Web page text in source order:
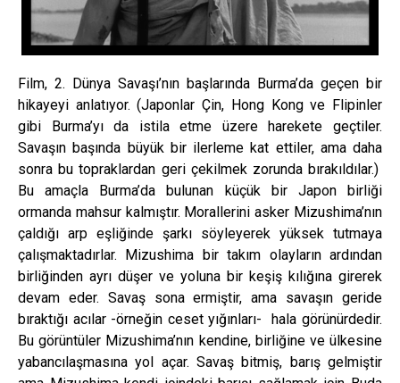
Film, 2. Dünya Savaşı’nın başlarında Burma’da geçen bir
hikayeyi anlatıyor. (Japonlar Çin, Hong Kong ve Flipinler
gibi Burma’yı da istila etme üzere harekete geçtiler.
Savaşın başında büyük bir ilerleme kat ettiler, ama daha
sonra bu topraklardan geri çekilmek zorunda bırakıldılar.)
Bu amaçla Burma’da bulunan küçük bir Japon birliği
ormanda mahsur kalmıştır. Morallerini asker Mizushima’nın
çaldığı arp eşliğinde şarkı söyleyerek yüksek tutmaya
çalışmaktadırlar. Mizushima bir takım olayların ardından
birliğinden ayrı düşer ve yoluna bir keşiş kılığına girerek
devam eder. Savaş sona ermiştir, ama savaşın geride
bıraktığı acılar -örneğin ceset yığınları- hala görünürdedir.
Bu görüntüler Mizushima’nın kendine, birliğine ve ülkesine
yabancılaşmasına yol açar. Savaş bitmiş, barış gelmiştir